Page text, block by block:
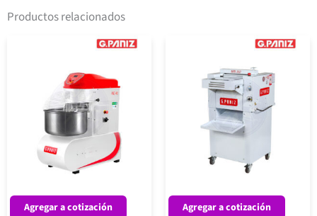
Productos relacionados
Agregar a cotización Agregar a cotización